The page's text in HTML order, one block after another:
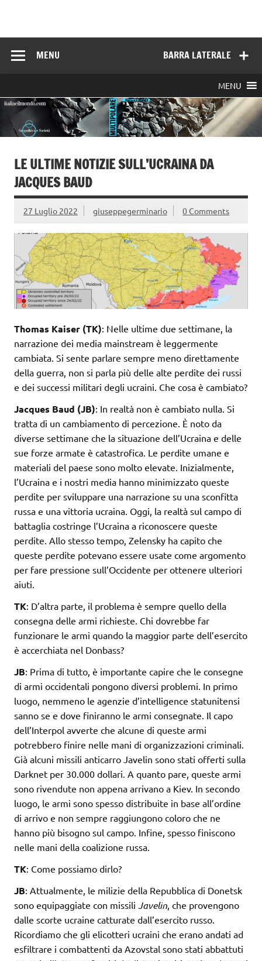
BARRA LATERALE
MENU
MENU
LE ULTIME NOTIZIE SULL’UCRAINA DA
JACQUES BAUD
27 Luglio 2022 giuseppegerminario 0 Comments
Thomas Kaiser (TK): Nelle ultime due settimane, la
narrazione dei media mainstream è leggermente
cambiata. Si sente parlare sempre meno direttamente
della guerra, non si parla più delle alte perdite dei russi
e dei successi militari degli ucraini. Che cosa è cambiato?
Jacques Baud (JB): In realtà non è cambiato nulla. Si
tratta di un cambiamento di percezione. È noto da
diverse settimane che la situazione dell’Ucraina e delle
sue forze armate è catastrofica. Le perdite umane e
materiali del paese sono molto elevate. Inizialmente,
l’Ucraina e i nostri media hanno minimizzato queste
perdite per sviluppare una narrazione su una sconfitta
russa e una vittoria ucraina. Oggi, la realtà sul campo di
battaglia costringe l’Ucraina a riconoscere queste
perdite. Allo stesso tempo, Zelensky ha capito che
queste perdite potevano essere usate come argomento
per fare pressione sull’Occidente per ottenere ulteriori
aiuti.
TK: D’altra parte, il problema è sempre quello della
consegna delle armi richieste. Chi dovrebbe far
funzionare le armi quando la maggior parte dell’esercito
è accerchiata nel Donbass?
JB: Prima di tutto, è importante capire che le consegne
di armi occidentali pongono diversi problemi. In primo
luogo, nemmeno le agenzie d’intelligence statunitensi
sanno se e dove finiranno le armi consegnate. Il capo
dell’Interpol avverte che alcune di queste armi
potrebbero finire nelle mani di organizzazioni criminali.
Già alcuni missili anticarro Javelin sono stati offerti sulla
Darknet per 30.000 dollari. A quanto pare, queste armi
sono rivendute non appena arrivano a Kiev. In secondo
luogo, le armi sono spesso distribuite in base all’ordine
di arrivo e non sempre raggiungono coloro che ne
hanno più bisogno sul campo. Infine, spesso finiscono
nelle mani della coalizione russa.
TK: Come possiamo dirlo?
JB: Attualmente, le milizie della Repubblica di Donetsk
sono equipaggiate con missili Javelin, che provengono
dalle scorte ucraine catturate dall’esercito russo.
Ricordiamo che gli elicotteri ucraini che erano andati ad
esfiltrare i combattenti da Azovstal sono stati abbattuti